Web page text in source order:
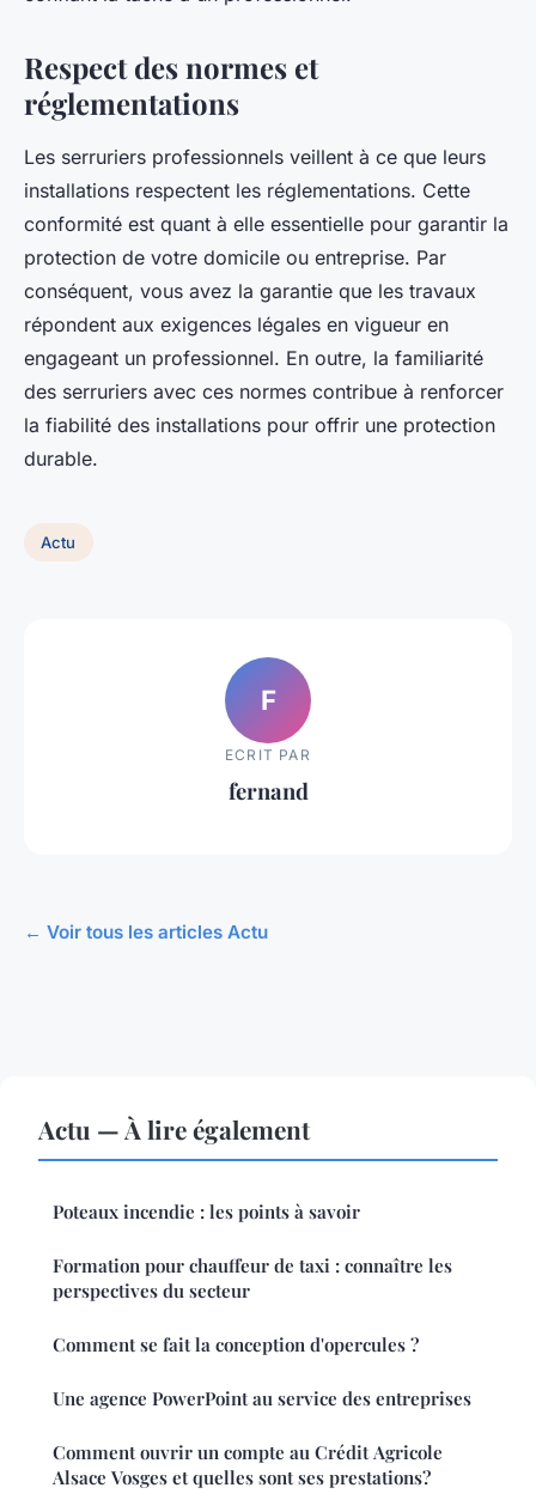
Respect des normes et
réglementations
Les serruriers professionnels veillent à ce que leurs
installations respectent les réglementations. Cette
conformité est quant à elle essentielle pour garantir la
protection de votre domicile ou entreprise. Par
conséquent, vous avez la garantie que les travaux
répondent aux exigences légales en vigueur en
engageant un professionnel. En outre, la familiarité
des serruriers avec ces normes contribue à renforcer
la fiabilité des installations pour offrir une protection
durable.
Actu
F
ECRIT PAR
fernand
← Voir tous les articles Actu
Actu — À lire également
Poteaux incendie : les points à savoir
Formation pour chauffeur de taxi : connaître les
perspectives du secteur
Comment se fait la conception d'opercules ?
Une agence PowerPoint au service des entreprises
Comment ouvrir un compte au Crédit Agricole
Alsace Vosges et quelles sont ses prestations?